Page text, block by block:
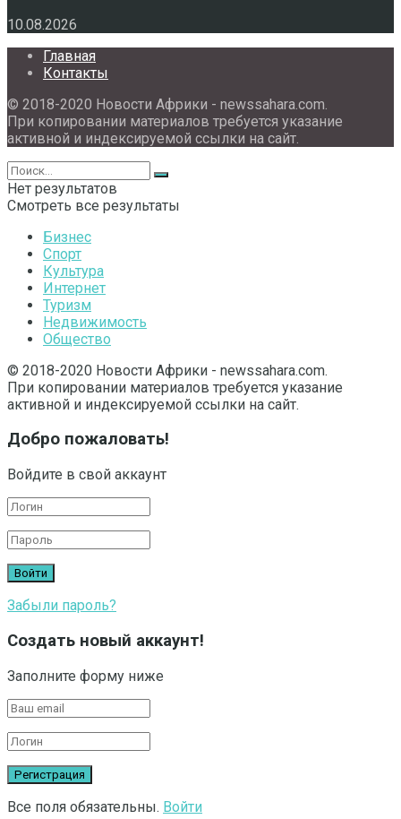
10.08.2026
Главная
Контакты
© 2018-2020 Новости Африки - newssahara.com.
При копировании материалов требуется указание
активной и индексируемой ссылки на сайт.
Нет результатов
Смотреть все результаты
Бизнес
Спорт
Культура
Интернет
Туризм
Недвижимость
Общество
© 2018-2020 Новости Африки - newssahara.com.
При копировании материалов требуется указание
активной и индексируемой ссылки на сайт.
Добро пожаловать!
Войдите в свой аккаунт
Забыли пароль?
Создать новый аккаунт!
Заполните форму ниже
Все поля обязательны. Войти